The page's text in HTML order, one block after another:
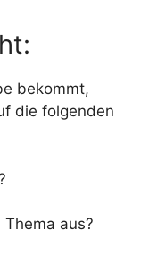
bekommt,
die folgenden
aus?